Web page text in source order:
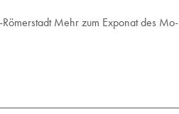
Mehr zum Ex­po­nat des Mo­